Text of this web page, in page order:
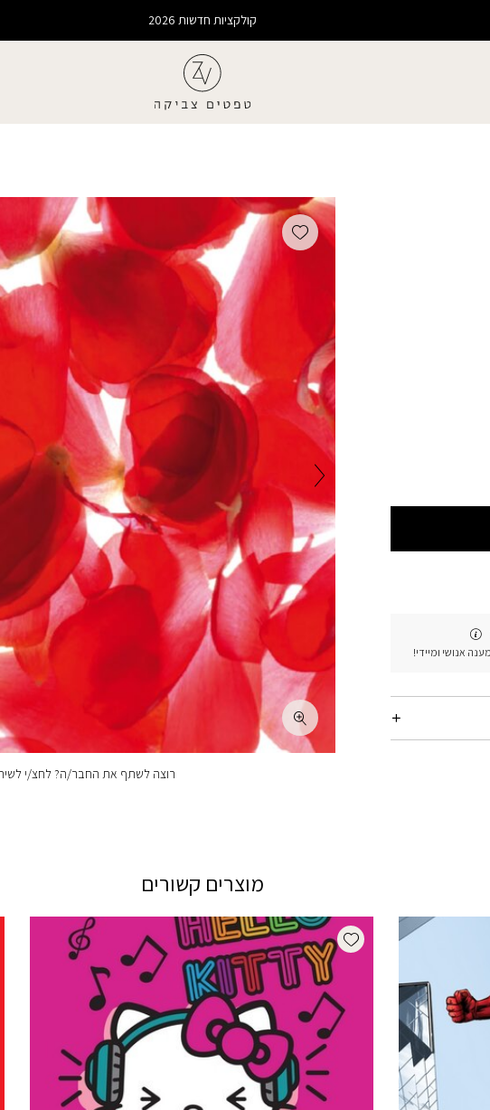
קולקציות חדשות 2026
אנושי ומיידי!
Add wishlist
רוצה לשתף את החבר/ה? לחצ/י
מוצרים קשורים
Add wishlist